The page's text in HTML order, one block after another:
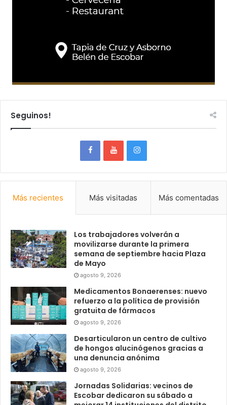
Seguinos!
Más recientes Más visitadas Más comentadas
Los trabajadores volverán a
movilizarse durante la primera
semana de septiembre hacia Plaza
de Mayo
agosto 9, 2026
Medicamentos Bonaerenses: nuevo
refuerzo a la política de provisión
gratuita de fármacos
agosto 9, 2026
Desarticularon un centro de cultivo
de hongos alucinógenos gracias a
una denuncia anónima
agosto 9, 2026
Jornadas Solidarias: vecinos de
Escobar dedicaron su sábado a